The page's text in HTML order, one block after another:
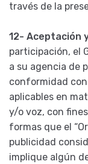
través de la
12- Aceptación
participación, el
a su agencia de
conformidad
aplicables en
y/o voz, con
formas que el
publicidad
implique algún